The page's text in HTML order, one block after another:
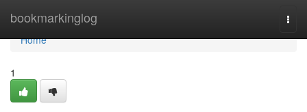
bookmarkinglog
Home
Home
1